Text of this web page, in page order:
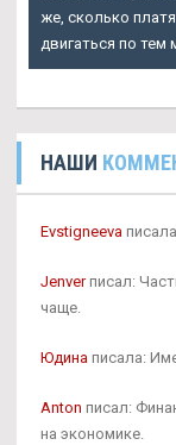
же, сколько
двигаться по
НАШИ
Evstigneeva
Jenverписал:
чаще.
Юдина писала:
Anton писал:
на экономике.